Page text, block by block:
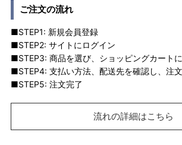
ご注文の流れ
■STEP1: 新規会員登録
■STEP2: サイトにログイン
■STEP3: 商品を選び、ショッピングカート
■STEP4: 支払い方法、配送先を確認し、注
■STEP5: 注文完了
流れの詳細はこちら